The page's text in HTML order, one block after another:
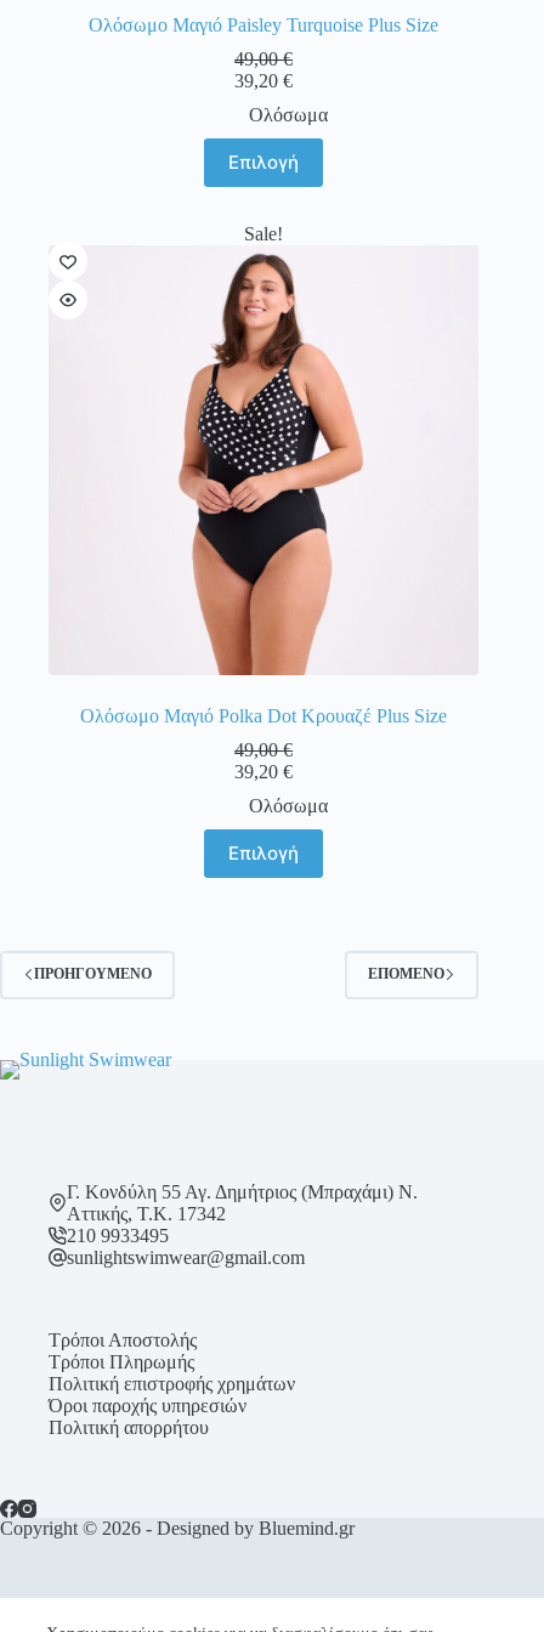
Ολόσωμο Μαγιό Paisley Turquoise Plus Size
49,00€
39,20€
Ολόσωμα
Επιλογή
το
προϊόν
πολλαπλές
παραλλαγές.
Οι
επιλογές
μπορούν
να
επιλεγούν
στη
σελίδα
του
προϊόντος
Sale!
Ολόσωμο Μαγιό Polka Dot Κρουαζέ Plus Size
49,00€
39,20€
Ολόσωμα
Επιλογή
το
προϊόν
παραλλαγές.
ΠΡΟΗΓΟΎΜΕΝΟ ΕΠΌΜΕΝΟ
Γ. Κονδύλη 55 Αγ. Δημήτριος (Μπραχάμι) Ν.
Αττικής, Τ.Κ. 17342
210 9933495
sunlightswimwear@gmail.com
Τρόποι Αποστολής
Τρόποι Πληρωμής
Πολιτική επιστροφής χρημάτων
Όροι παροχής υπηρεσιών
Πολιτική απορρήτου
Copyright © 2026 - Designed by Bluemind.gr